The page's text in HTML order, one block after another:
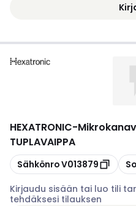
HEXATRONIC-
TUPLAVAIPPA
Kopioi
SähkönroV013879
Kirjaudu sisään tai luo tili
tehdäksesi tilauksen